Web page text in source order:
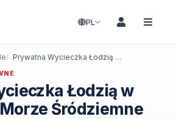
PL
Prywatna Wycieczka Łodzią w Side: Odkryj Morze Śródziemne
Łodzią w
Śródziemne